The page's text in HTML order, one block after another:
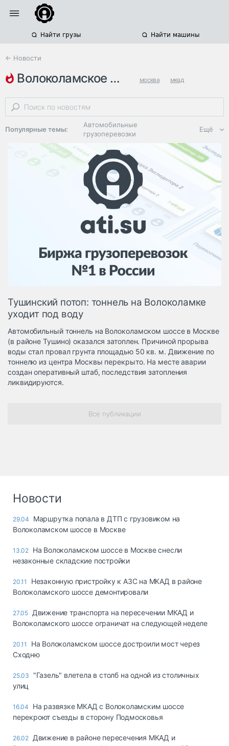
Найти грузы Найти машины
← Новости
волоколамское шоссе москва мкад
ремонт дорог
Популярные темы:
Автомобильные
грузоперевозки
Региональная
логистика
ЭДО, ИТ в
логистике
Дороги,
инфраструктура
Логистика, грузы
Негабаритные и
опасные грузы
Безопасность и
Таможня и ВЭД
грузовые
терминалы
Коммерческий
транспорт
запчасти, шины
Ещё
Тушинский потоп: тоннель на Волоколамке
уходит под воду
Автомобильный тоннель на Волоколамском шоссе в Москве
(в районе Тушино) оказался затоплен. Причиной прорыва
воды стал провал грунта площадью 50 кв. м. Движение по
тоннелю из центра Москвы перекрыто. На месте аварии
создан оперативный штаб, последствия затопления
ликвидируются.
Все публикации
Новости
29.04
Маршрутка попала в ДТП с грузовиком на
Волоколамском шоссе в Москве
13.02 На Волоколамском шоссе в Москве снесли
незаконные складские постройки
20.11
Незаконную пристройку к АЗС на МКАД в районе
Волоколамского шоссе демонтировали
27.05 Движение транспорта на пересечении МКАД и
Волоколамского шоссе ограничат на следующей неделе
20.11
На Волоколамском шоссе достроили мост через
Сходню
25.03
"Газель" влетела в столб на одной из столичных
улиц
16.04
На развязке МКАД с Волоколамским шоссе
перекроют съезды в сторону Подмосковья
26.02 Движение в районе пересечения МКАД и